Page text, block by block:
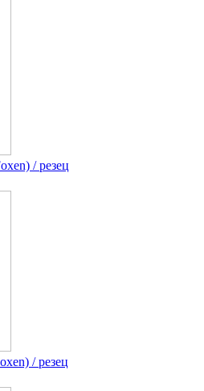
/ резец
/ резец